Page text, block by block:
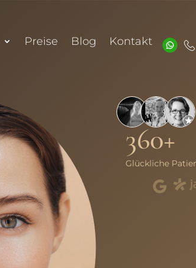
Preise Blog Kontakt
360+
Glückliche